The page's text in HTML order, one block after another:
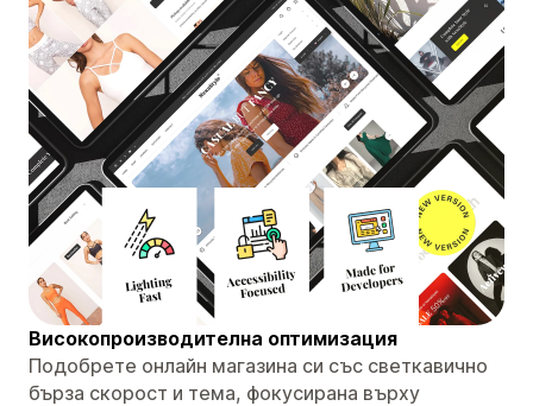
Високопроизводителна оптимизация
Подобрете онлайн магазина си със светкавично
бърза скорост и тема, фокусирана върху